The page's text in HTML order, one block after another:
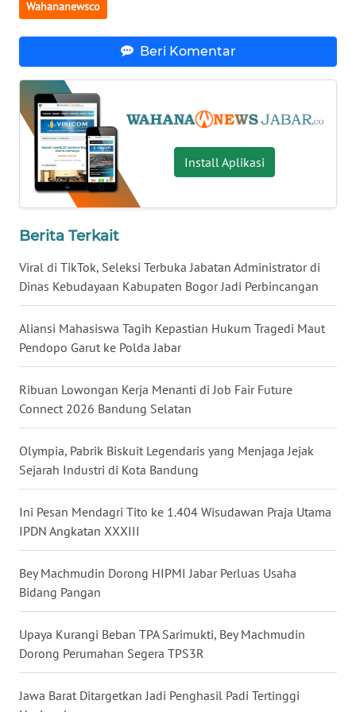
Wahananewsco
Beri Komentar
Install Aplikasi
Berita Terkait
Viral di TikTok, Seleksi Terbuka Jabatan Administrator di
Dinas Kebudayaan Kabupaten Bogor Jadi Perbincangan
Aliansi Mahasiswa Tagih Kepastian Hukum Tragedi Maut
Pendopo Garut ke Polda Jabar
Ribuan Lowongan Kerja Menanti di Job Fair Future
Connect 2026 Bandung Selatan
Olympia, Pabrik Biskuit Legendaris yang Menjaga Jejak
Sejarah Industri di Kota Bandung
Ini Pesan Mendagri Tito ke 1.404 Wisudawan Praja Utama
IPDN Angkatan XXXIII
Bey Machmudin Dorong HIPMI Jabar Perluas Usaha
Bidang Pangan
Upaya Kurangi Beban TPA Sarimukti, Bey Machmudin
Dorong Perumahan Segera TPS3R
Jawa Barat Ditargetkan Jadi Penghasil Padi Tertinggi
WN
WN
LAMPUNG
WN
JATENG
WN
NUSANTARA
JOGJA
WN
JATIM
WN
BALI
WN
WN
WN
KALTIM